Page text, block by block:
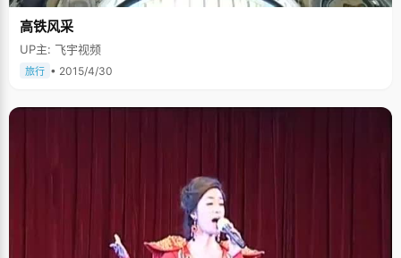
高铁风采
UP主: 飞宇视频
旅行 • 2015/4/30